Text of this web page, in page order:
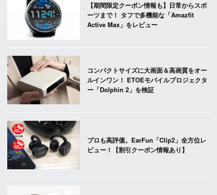
【期間限定クーポン情報も】日常からスポ
ーツまで！ タフで多機能な「Amazfit
Active Max」をレビュー
コンパクトサイズに大画面＆高画質をオー
ルインワン！ ETOEモバイルプロジェクタ
ー「Dolphin 2」を検証
プロも高評価。EarFun「Clip2」全方位レ
ビュー！【割引クーポン情報あり】